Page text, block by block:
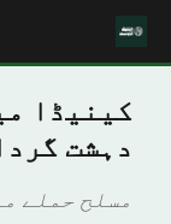
کینیڈا
دہشت